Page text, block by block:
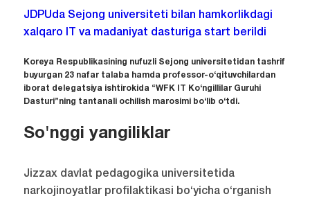
JDPUda Sejong universiteti bilan hamkorlikdagi
xalqaro IT va madaniyat dasturiga start berildi
Koreya Respublikasining nufuzli Sejong universitetidan tashrif
buyurgan 23 nafar talaba hamda professor-o‘qituvchilardan
iborat delegatsiya ishtirokida “WFK IT Ko‘ngillilar Guruhi
Dasturi”ning tantanali ochilish marosimi bo‘lib o‘tdi.
So'nggi yangiliklar
Jizzax davlat pedagogika universitetida
narkojinoyatlar profilaktikasi bo‘yicha o‘rganish